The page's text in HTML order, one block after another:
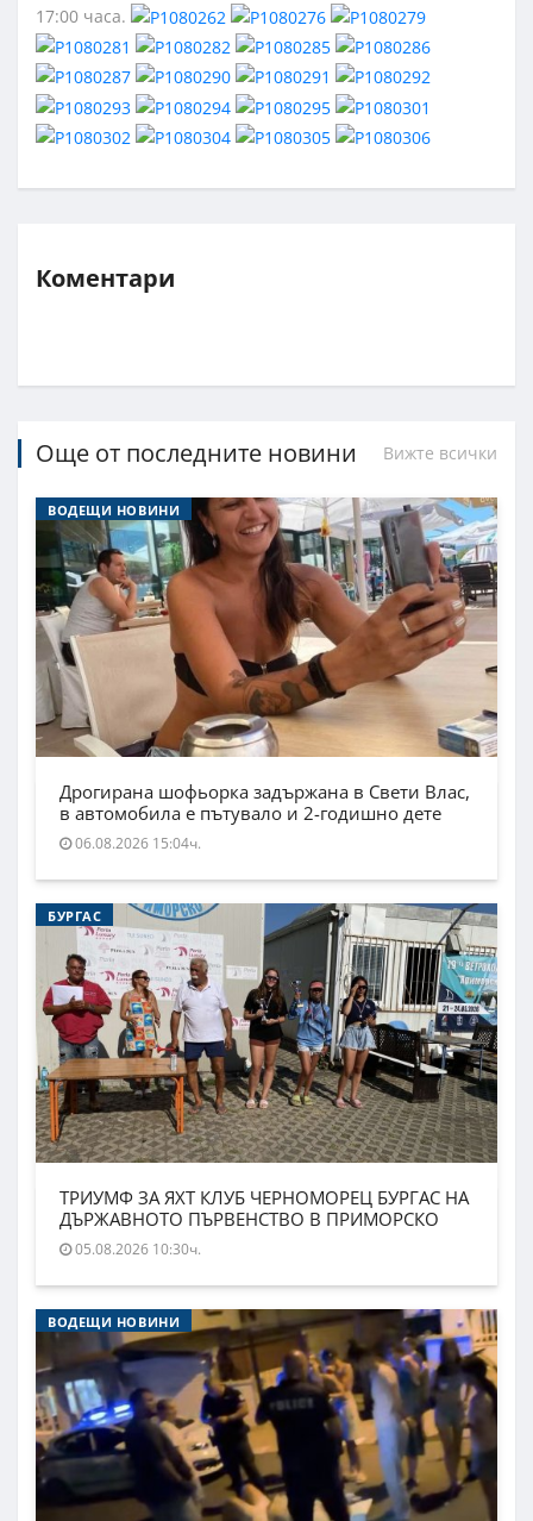
17:00 часа.
Коментари
Още от последните новини Вижте всички
ВОДЕЩИ НОВИНИ
Дрогирана шофьорка задържана в Свети Влас,
в автомобила е пътувало и 2-годишно дете
06.08.2026 15:04ч.
БУРГАС
ТРИУМФ ЗА ЯХТ КЛУБ ЧЕРНОМОРЕЦ БУРГАС НА
ДЪРЖАВНОТО ПЪРВЕНСТВО В ПРИМОРСКО
05.08.2026 10:30ч.
ВОДЕЩИ НОВИНИ